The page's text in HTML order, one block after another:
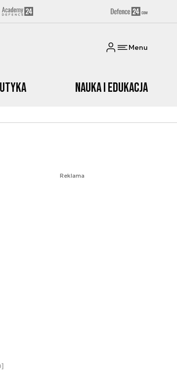
Menu
Nauka i edukacja
Reklama